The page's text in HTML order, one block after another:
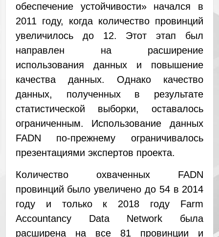
обеспечение устойчивости» начался в
2011 году, когда количество провинций
увеличилось до 12. Этот этап был
направлен на расширение
использования данных и повышение
качества данных. Однако качество
данных, полученных в результате
статистической выборки, оставалось
ограниченным. Использование данных
FADN по-прежнему ограничивалось
презентациями экспертов проекта.
Количество охваченных FADN
провинций было увеличено до 54 в 2014
году и только к 2018 году Farm
Accountancy Data Network была
расширена на все 81 провинции и